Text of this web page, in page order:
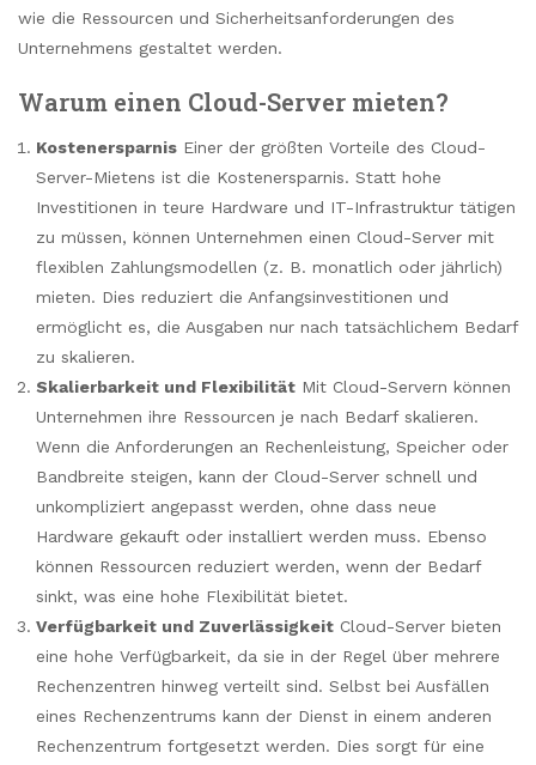
wie die Ressourcen und Sicherheitsanforderungen des
Unternehmens gestaltet werden.
Warum einen Cloud-Server mieten?
Kostenersparnis Einer der größten Vorteile des Cloud-
Server-Mietens ist die Kostenersparnis. Statt hohe
Investitionen in teure Hardware und IT-Infrastruktur tätigen
zu müssen, können Unternehmen einen Cloud-Server mit
flexiblen Zahlungsmodellen (z. B. monatlich oder jährlich)
mieten. Dies reduziert die Anfangsinvestitionen und
ermöglicht es, die Ausgaben nur nach tatsächlichem Bedarf
zu skalieren.
Skalierbarkeit und Flexibilität Mit Cloud-Servern können
Unternehmen ihre Ressourcen je nach Bedarf skalieren.
Wenn die Anforderungen an Rechenleistung, Speicher oder
Bandbreite steigen, kann der Cloud-Server schnell und
unkompliziert angepasst werden, ohne dass neue
Hardware gekauft oder installiert werden muss. Ebenso
können Ressourcen reduziert werden, wenn der Bedarf
sinkt, was eine hohe Flexibilität bietet.
Verfügbarkeit und Zuverlässigkeit Cloud-Server bieten
eine hohe Verfügbarkeit, da sie in der Regel über mehrere
Rechenzentren hinweg verteilt sind. Selbst bei Ausfällen
eines Rechenzentrums kann der Dienst in einem anderen
Rechenzentrum fortgesetzt werden. Dies sorgt für eine